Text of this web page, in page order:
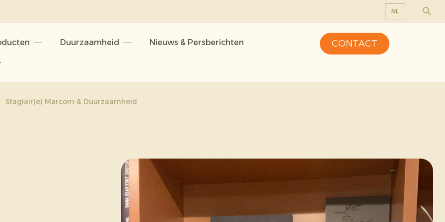
NL
NL
Duurzaamheid Nieuws & Persberichten CONTACT
Stagiair(e) Marcom & Duurzaamheid